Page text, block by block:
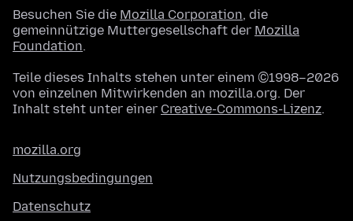
Besuchen Sie die Mozilla Corporation, die
gemeinnützige Muttergesellschaft der Mozilla
Foundation.
Teile dieses Inhalts stehen unter einem ©1998–2026
von einzelnen Mitwirkenden an mozilla.org. Der
Inhalt steht unter einer Creative-Commons-Lizenz.
mozilla.org
Nutzungsbedingungen
Datenschutz